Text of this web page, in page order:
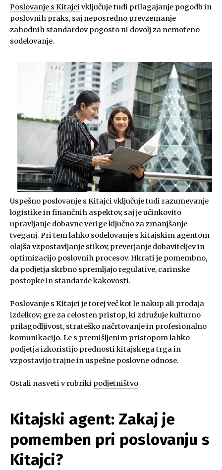
Poslovanje s Kitajcivključuje tudi prilagajanje pogodb in
poslovnih praks, saj neposredno prevzemanje
zahodnih standardov pogosto ni dovolj za nemoteno
sodelovanje.
Uspešno poslovanje s Kitajci vključuje tudi razumevanje
logistike in finančnih aspektov, saj je učinkovito
upravljanje dobavne verige ključno za zmanjšanje
tveganj. Pri tem lahko sodelovanje s kitajskim agentom
olajša vzpostavljanje stikov, preverjanje dobaviteljev in
optimizacijo poslovnih procesov. Hkrati je pomembno,
da podjetja skrbno spremljajo regulative, carinske
postopke in standarde kakovosti.
Poslovanje s Kitajci je torej več kot le nakup ali prodaja
izdelkov; gre za celosten pristop, ki združuje kulturno
prilagodljivost, strateško načrtovanje in profesionalno
komunikacijo. Le s premišljenim pristopom lahko
podjetja izkoristijo prednosti kitajskega trga in
vzpostavijo trajne in uspešne poslovne odnose.
Ostali nasveti v rubriki podjetništvo
Kitajski agent: Zakaj je
pomemben pri poslovanju s
Kitajci?